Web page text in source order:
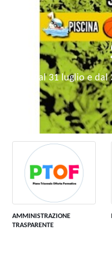
9 giugno al 31 luglio e
AMMINISTRAZIONE
TRASPARENTE